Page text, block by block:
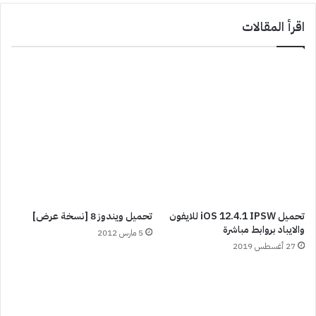
اقرأ المقالات
تحميل iOS 12.4.1 IPSW للايفون
والايباد بروابط مباشرة
27 أغسطس 2019
تحميل ويندوز 8 [نسخة عرض]
5 مارس 2012